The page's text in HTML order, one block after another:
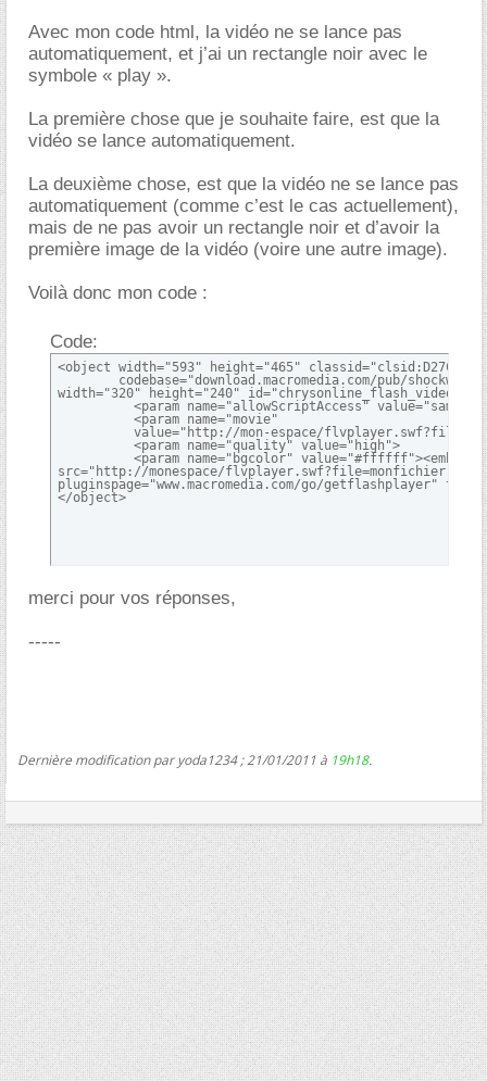
Avec mon code html, la vidéo ne se lance pas
automatiquement, et j’ai un rectangle noir avec le
symbole « play ».
La première chose que je souhaite faire, est que la
vidéo se lance automatiquement.
La deuxième chose, est que la vidéo ne se lance pas
automatiquement (comme c’est le cas actuellement),
mais de ne pas avoir un rectangle noir et d’avoir la
première image de la vidéo (voire une autre image).
Voilà donc mon code :
Code:
<object width="593" height="465" classid="clsid:D27CDB6E-
codebase="download.macromedia.com/pub/
width="320" height="240" id="chrysonline_flash_video "
<param name="allowScriptAccess"
          <param name="movie"
value="http://mon-espace/
          <param name="quality" value="high">
<param name="bgcolor" value="#ffffff"><embed
src="http://monespace/
pluginspage="www.macromedia.com/go/getflashplayer"
</object>
merci pour vos réponses,
-----
Dernière modification par yoda1234 ; 21/01/2011 à 19h18.